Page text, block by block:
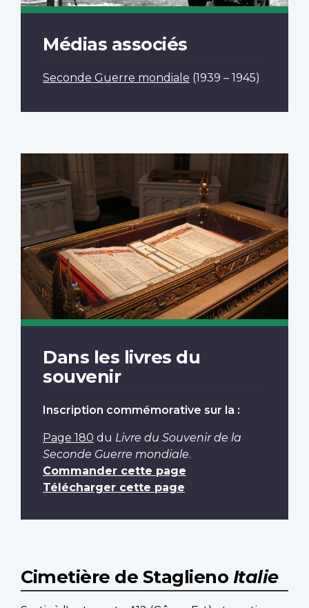
Médias associés
Seconde Guerre mondiale (1939 – 1945)
Dans les livres du
souvenir
Inscription commémorative sur la :
Page 180 du Livre du Souvenir de la
Seconde Guerre mondiale.
Commander cette page
Télécharger cette page
Cimetière de Staglieno Italie